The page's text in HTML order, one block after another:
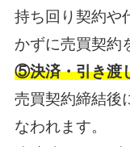
持ち回り契約や
かずに売買契約
⑤決済・引き渡
売買契約締結後
なわれます。